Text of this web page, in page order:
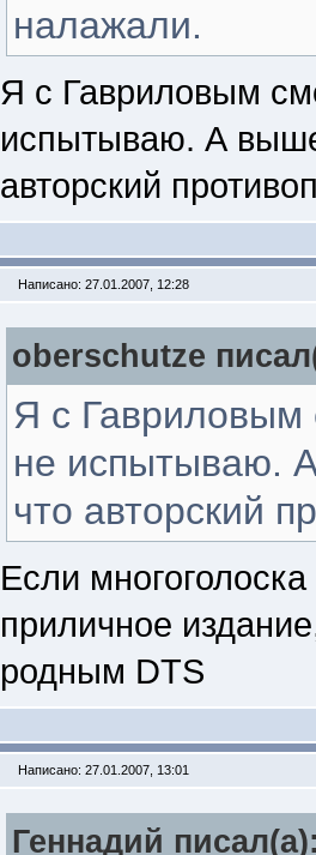
налажали.
Я с Гавриловым
испытываю. А
авторский
Написано: 27.01.2007, 12:28
oberschutze
Я с Гавриловым
не испытываю.
что авторский
Если
приличное
родным DTS
Написано: 27.01.2007, 13:01
Геннадий